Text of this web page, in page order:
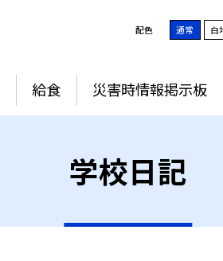
配色 通常 白
給食 災害時情報掲示板
学校日記